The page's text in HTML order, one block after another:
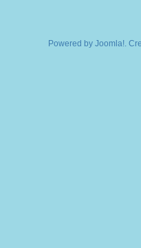
Powered by Joomla!.